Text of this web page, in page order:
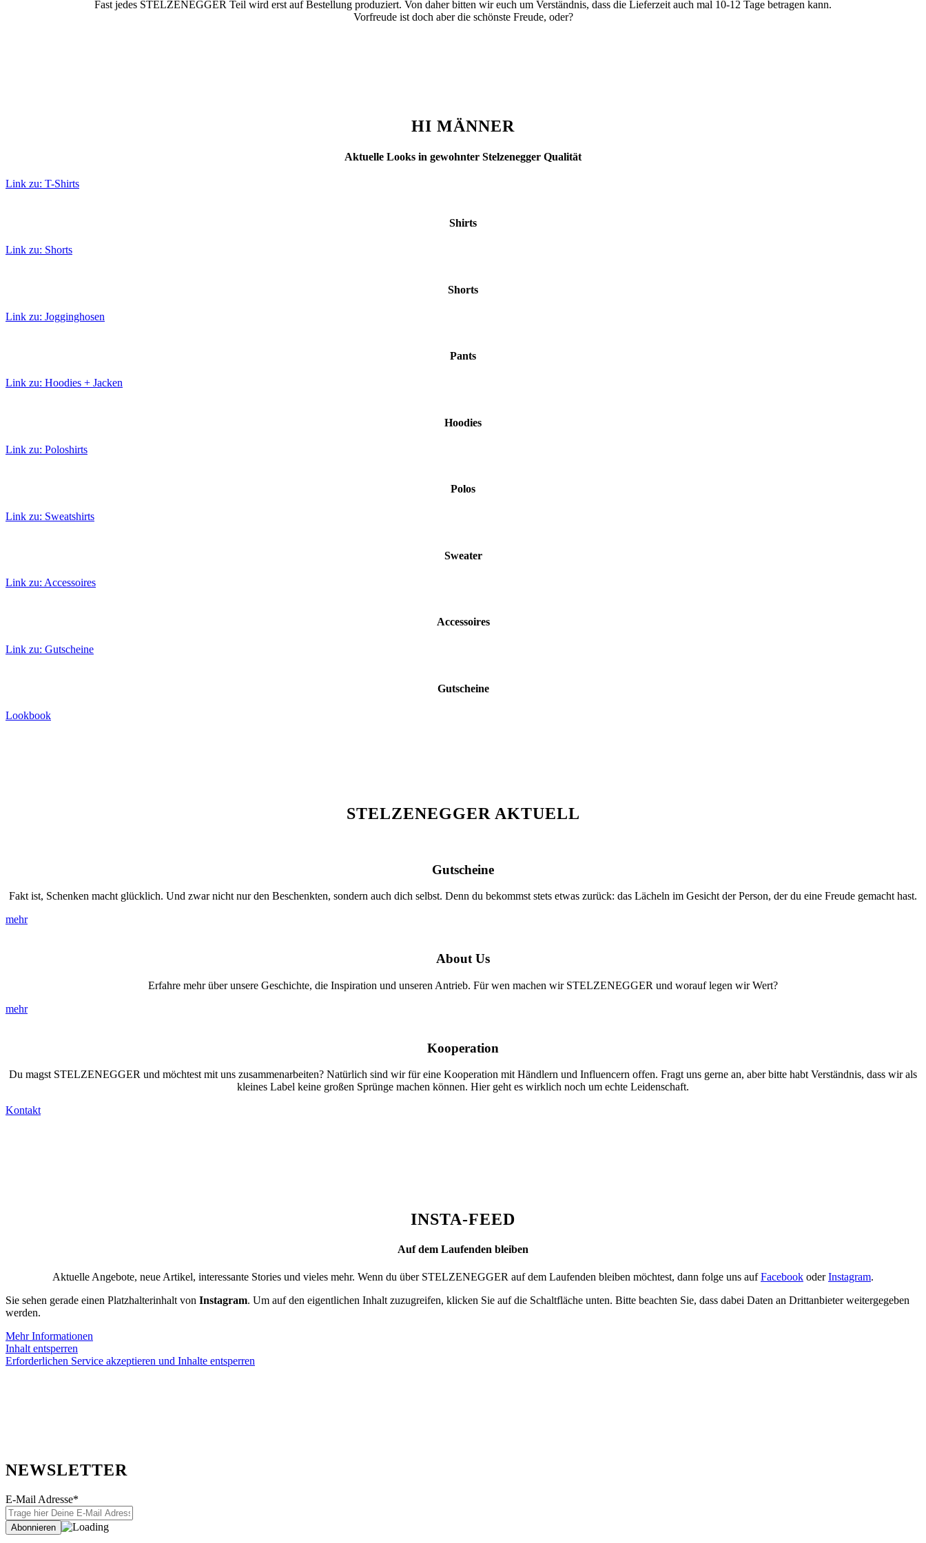
Fast jedes STELZENEGGER Teil wird erst auf Bestellung produziert. Von daher bitten wir euch um Verständnis, dass die Lieferzeit auch mal 10-12 Tage betragen kann.
Vorfreude ist doch aber die schönste Freude, oder?
HI MÄNNER
Aktuelle Looks in gewohnter Stelzenegger Qualität
Link zu: T-Shirts
Shirts
Link zu: Shorts
Shorts
Link zu: Jogginghosen
Pants
Link zu: Hoodies + Jacken
Hoodies
Link zu: Poloshirts
Polos
Link zu: Sweatshirts
Sweater
Link zu: Accessoires
Accessoires
Link zu: Gutscheine
Gutscheine
Lookbook
STELZENEGGER AKTUELL
Gutscheine
Fakt ist, Schenken macht glücklich. Und zwar nicht nur den Beschenkten, sondern auch dich selbst. Denn du bekommst stets etwas zurück: das Lächeln im Gesicht der Person, der du eine Freude gemacht hast.
mehr
About Us
Erfahre mehr über unsere Geschichte, die Inspiration und unseren Antrieb. Für wen machen wir STELZENEGGER und worauf legen wir Wert?
mehr
Kooperation
Du magst STELZENEGGER und möchtest mit uns zusammenarbeiten? Natürlich sind wir für eine Kooperation mit Händlern und Influencern offen. Fragt uns gerne an, aber bitte habt Verständnis, dass wir als
kleines Label keine großen Sprünge machen können. Hier geht es wirklich noch um echte Leidenschaft.
Kontakt
INSTA-FEED
Auf dem Laufenden bleiben
Aktuelle Angebote, neue Artikel, interessante Stories und vieles mehr. Wenn du über STELZENEGGER auf dem Laufenden bleiben möchtest, dann folge uns aufFacebook oderInstagram.
Sie sehen gerade einen Platzhalterinhalt von Instagram. Um auf den eigentlichen Inhalt zuzugreifen, klicken Sie auf die Schaltfläche unten. Bitte beachten Sie, dass dabei Daten an Drittanbieter weitergegeben
werden.
Mehr Informationen
Inhalt entsperren
Erforderlichen Service akzeptieren und Inhalte entsperren
NEWSLETTER
E-Mail Adresse*